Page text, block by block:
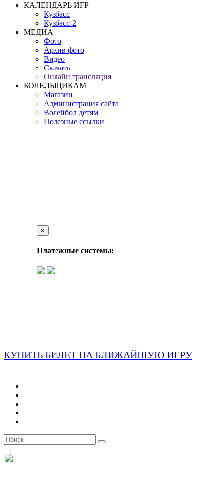
КАЛЕНДАРЬ ИГР
Кузбасс
Кузбасс-2
МЕДИА
Фото
Архив фото
Видео
Скачать
Онлайн трансляция
БОЛЕЛЬЩИКАМ
Магазин
Администрация сайта
Волейбол детям
Полезные ссылки
×
Платежные системы:
КУПИТЬ БИЛЕТ НА БЛИЖАЙШУЮ ИГРУ